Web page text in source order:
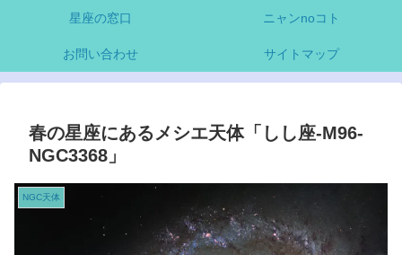
星座の窓口 ニャンnoコト
お問い合わせ サイトマップ
春の星座にあるメシエ天体「しし座-M96-
NGC3368」
NGC天体